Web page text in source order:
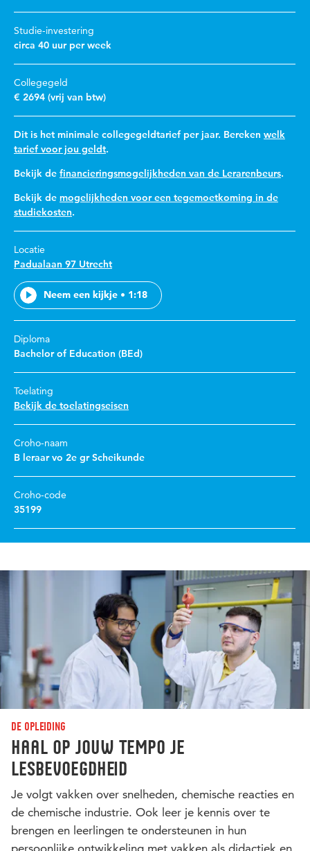
Studie-investering
circa 40 uur per week
Collegegeld
€ 2694 (vrij van btw)
Dit is het minimale collegegeldtarief per jaar. Bereken welk
tarief voor jou geldt.
Bekijk de financieringsmogelijkheden van de Lerarenbeurs.
Bekijk de mogelijkheden voor een tegemoetkoming in de
studiekosten.
Locatie
Padualaan 97 Utrecht
Neem een kijkje • 1:18
Diploma
Bachelor of Education (BEd)
Toelating
Bekijk de toelatingseisen
Croho-naam
B leraar vo 2e gr Scheikunde
Croho-code
35199
De opleiding
Haal op jouw tempo je
lesbevoegdheid
Je volgt vakken over snelheden, chemische reacties en
de chemische industrie. Ook leer je kennis over te
brengen en leerlingen te ondersteunen in hun
persoonlijke ontwikkeling met vakken als didactiek en